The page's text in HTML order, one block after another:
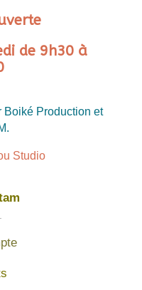
de 9h30 à
Boiké Production et
Studio